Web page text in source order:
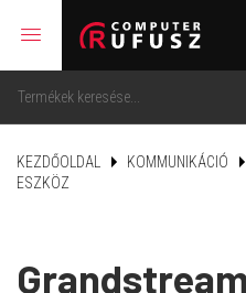
menu
KEZDŐOLDAL KOMMUNIKÁCIÓ
ESZKÖZ